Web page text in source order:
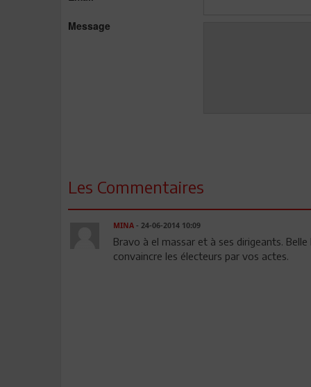
Message
Les Commentaires
MINA- 24-06-2014 10:09
Bravo à el massar et à ses dirigeants.
convaincre les électeurs par vos actes.